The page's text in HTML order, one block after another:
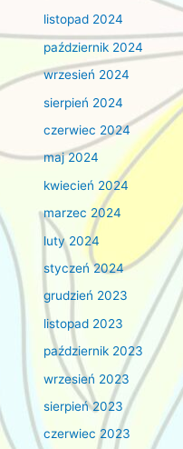
listopad 2024
październik 2024
wrzesień 2024
sierpień 2024
czerwiec 2024
maj 2024
kwiecień 2024
marzec 2024
luty 2024
styczeń 2024
grudzień 2023
listopad 2023
październik 2023
wrzesień 2023
sierpień 2023
czerwiec 2023